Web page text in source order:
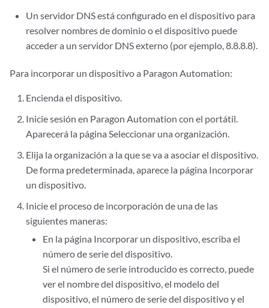
Un servidor DNS está configurado en el dispositivo para
resolver nombres de dominio o el dispositivo puede
acceder a un servidor DNS externo (por ejemplo, 8.8.8.8).
Para incorporar un dispositivo a Paragon Automation:
Encienda el dispositivo.
Inicie sesión en Paragon Automation con el portátil.
Aparecerá la página Seleccionar una organización.
Elija la organización a la que se va a asociar el dispositivo.
De forma predeterminada, aparece la página Incorporar
un dispositivo.
Inicie el proceso de incorporación de una de las
siguientes maneras:
En la página Incorporar un dispositivo, escriba el
número de serie del dispositivo.
Si el número de serie introducido es correcto, puede
ver el nombre del dispositivo, el modelo del
dispositivo, el número de serie del dispositivo y el